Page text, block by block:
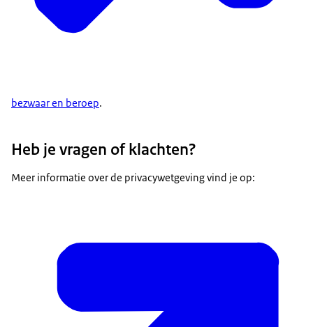
bezwaar en beroep.
Heb je vragen of klachten?
Meer informatie over de privacywetgeving vind je op: